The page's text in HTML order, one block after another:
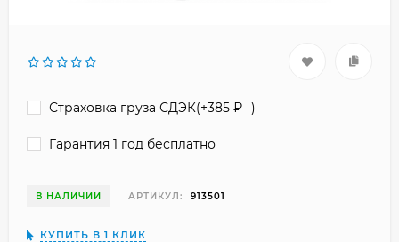
Страховка груза СДЭК(+385 )
Гарантия 1 год бесплатно
В НАЛИЧИИ АРТИКУЛ: 913501
КУПИТЬ В 1 КЛИК